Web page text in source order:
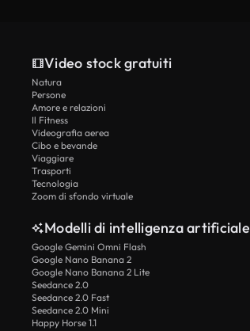
Video stock gratuiti
Natura
Persone
Amore e relazioni
Il Fitness
Videografia aerea
Cibo e bevande
Viaggiare
Trasporti
Tecnologia
Zoom di sfondo virtuale
Modelli di intelligenza artificiale
Google Gemini Omni Flash
Google Nano Banana 2
Google Nano Banana 2 Lite
Seedance 2.0
Seedance 2.0 Fast
Seedance 2.0 Mini
Happy Horse 1.1